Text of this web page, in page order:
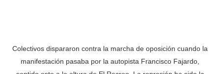
Colectivos dispararon contra la marcha de oposición cuando la
manifestación pasaba por la autopista Francisco Fajardo,